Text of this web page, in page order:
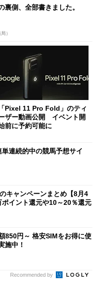
裏側、全部書きました。
）
「Pixel 11 Pro Fold」のティ
ザー動画公開 イベント開
前に予約可能に
単連続的中の競馬予想サイ
キャンペーンまとめ【8月4
イント還元や10～20％還元
850円～ 格安SIMをお得に使
施中！
Recommended by